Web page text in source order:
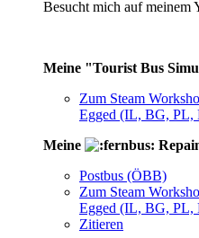
Besucht mich auf meinem
Meine "Tourist Bus
Zum Steam
Egged (IL, BG, PL,
Meine
Postbus (ÖBB)
Zum Steam
Egged (IL, BG, PL,
Zitieren